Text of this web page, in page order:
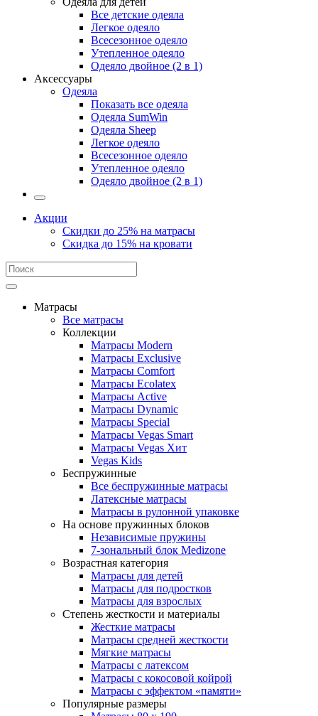
Все детские одеяла
Легкое одеяло
Всесезонное одеяло
Утепленное одеяло
Одеяло двойное (2 в 1)
Аксессуары
Одеяла
Показать все одеяла
Одеяла SumWin
Одеяла Sheep
Легкое одеяло
Всесезонное одеяло
Утепленное одеяло
Одеяло двойное (2 в 1)
Акции
Скидки до 25% на матрасы
Скидка до 15% на кровати
Матрасы
Все матрасы
Коллекции
Матрасы Modern
Матрасы Exclusive
Матрасы Comfort
Матрасы Ecolatex
Матрасы Active
Матрасы Dynamic
Матрасы Special
Матрасы Vegas Smart
Матрасы Vegas Хит
Vegas Kids
Беспружинные
Все беспружинные матрасы
Латексные матрасы
Матрасы в рулонной упаковке
На основе пружинных блоков
Независимые пружины
7-зональный блок Medizone
Возрастная категория
Матрасы для детей
Матрасы для подростков
Матрасы для взрослых
Степень жесткости и материалы
Жесткие матрасы
Матрасы средней жесткости
Мягкие матрасы
Матрасы с латексом
Матрасы с кокосовой койрой
Матрасы с эффектом «памяти»
Популярные размеры